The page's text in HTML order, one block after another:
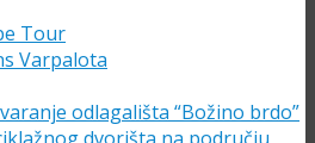
Tour
Varpalota
odlagališta “Božino brdo”